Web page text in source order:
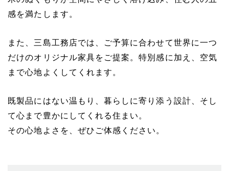
感を満たします。
また、三島工務店では、ご予算に合わせて世界に一つ
だけのオリジナル家具をご提案。特別感に加え、空気
まで心地よくしてくれます。
既製品にはない温もり、暮らしに寄り添う設計、そし
て心まで豊かにしてくれる住まい。
その心地よさを、ぜひご体感ください。